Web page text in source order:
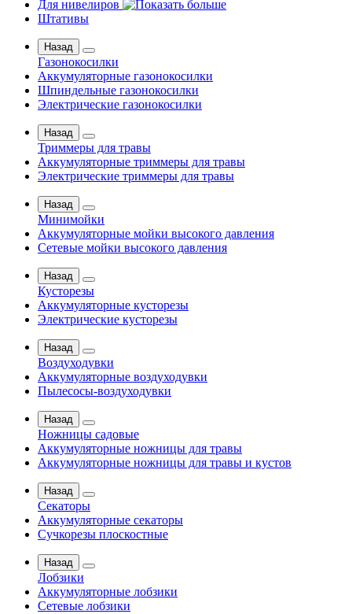
Для нивелиров
Штативы
Назад
Газонокосилки
Аккумуляторные газонокосилки
Шпиндельные газонокосилки
Электрические газонокосилки
Назад
Триммеры для травы
Аккумуляторные триммеры для травы
Электрические триммеры для травы
Назад
Минимойки
Аккумуляторные мойки высокого давления
Сетевые мойки высокого давления
Назад
Кусторезы
Аккумуляторные кусторезы
Электрические кусторезы
Назад
Воздуходувки
Аккумуляторные воздуходувки
Пылесосы-воздуходувки
Назад
Ножницы садовые
Аккумуляторные ножницы для травы
Аккумуляторные ножницы для травы и кустов
Назад
Секаторы
Аккумуляторные секаторы
Сучкорезы плоскостные
Назад
Лобзики
Аккумуляторные лобзики
Сетевые лобзики